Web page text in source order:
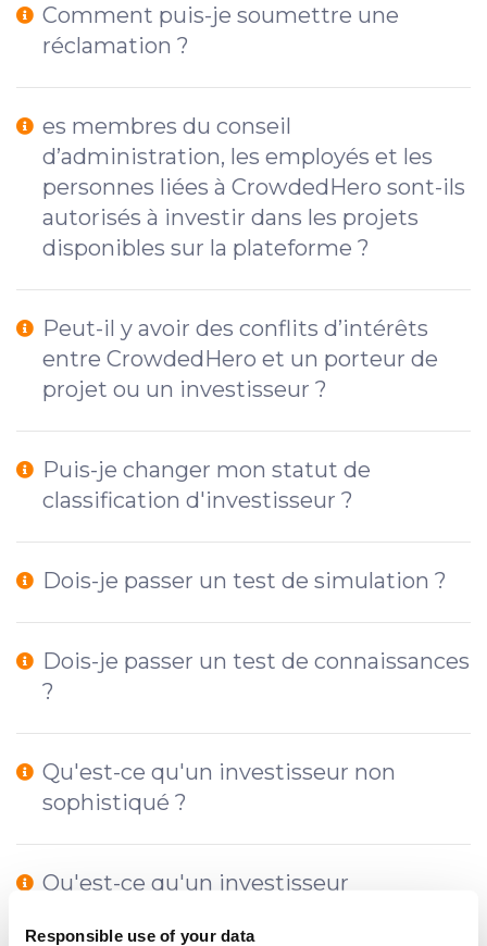
Responsible use of your data
Comment puis-je soumettre une
réclamation ?
es membres du conseil
d’administration, les employés et les
personnes liées à CrowdedHero sont-ils
autorisés à investir dans les projets
disponibles sur la plateforme ?
Peut-il y avoir des conflits d’intérêts
entre CrowdedHero et un porteur de
projet ou un investisseur ?
Puis-je changer mon statut de
classification d'investisseur ?
Dois-je passer un test de simulation ?
Dois-je passer un test de connaissances
?
Qu'est-ce qu'un investisseur non
sophistiqué ?
Qu'est-ce qu'un investisseur